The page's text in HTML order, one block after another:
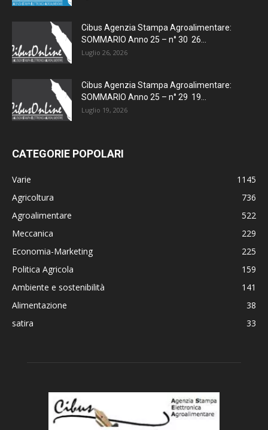
Cibus Agenzia Stampa Agroalimentare:
SOMMARIO Anno 25 – n° 30 26...
Luglio 26, 2026
Cibus Agenzia Stampa Agroalimentare:
SOMMARIO Anno 25 – n° 29 19...
Luglio 19, 2026
CATEGORIE POPOLARI
Varie
1145
Agricoltura
736
Agroalimentare
522
Meccanica
229
Economia-Marketing
225
Politica Agricola
159
Ambiente e sostenibilità
141
Alimentazione
38
satira
33